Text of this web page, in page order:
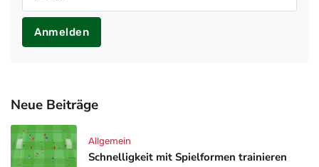
Anmelden
Neue Beiträge
Schnelligkeit mit Spielformen trainieren
Allgemein